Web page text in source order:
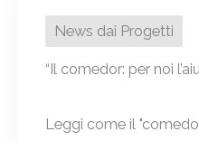
News dai Progetti
“Il comedor: per noi
Leggi come il